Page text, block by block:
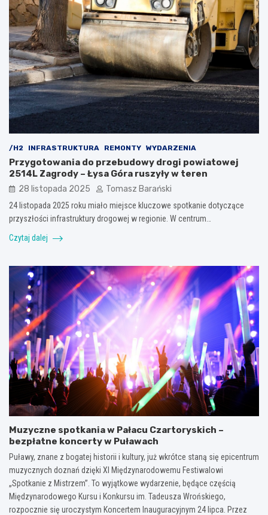
/H2 INFRASTRUKTURA REMONTY WYDARZENIA
Przygotowania do przebudowy drogi powiatowej
2514L Zagrody – Łysa Góra ruszyły w teren
28 listopada 2025 Tomasz Barański
24 listopada 2025 roku miało miejsce kluczowe spotkanie dotyczące
przyszłości infrastruktury drogowej w regionie. W centrum…
Czytaj dalej
Muzyczne spotkania w Pałacu Czartoryskich –
bezpłatne koncerty w Puławach
Puławy, znane z bogatej historii i kultury, już wkrótce staną się epicentrum
muzycznych doznań dzięki XI Międzynarodowemu Festiwalowi
„Spotkanie z Mistrzem”. To wyjątkowe wydarzenie, będące częścią
Międzynarodowego Kursu i Konkursu im. Tadeusza Wrońskiego,
rozpocznie się uroczystym Koncertem Inauguracyjnym 24 lipca. Przez